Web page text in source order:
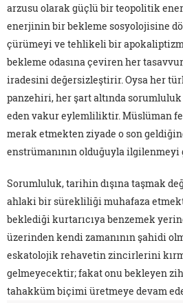
arzusu olarak güçlü bir teopolitik
enerjinin bir bekleme sosyolojisine
çürümeyi ve tehlikeli bir
bekleme odasına çeviren her
iradesini değersizleştirir. Oysa her
panzehiri, her şart altında
eden vakur eylemliliktir. Müslüman
merak etmekten ziyade o son
enstrümanının olduğuyla
Sorumluluk, tarihin dışına taşmak
ahlaki bir sürekliliği muhafaza
beklediği kurtarıcıya benzemek
üzerinden kendi zamanının şahidi
eskatolojik rehavetin zincirlerini
gelmeyecektir; fakat onu bekleyen
tahakküm biçimi üretmeye devam